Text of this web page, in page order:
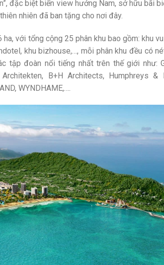
đặc biệt biển view hướng Nam, sở hữu bãi
nhiên đã ban tặng cho nơi đây.
với tổng cộng 25 phân khu bao gồm: khu
khu bizhouse,…, mỗi phân khu đều có
đoàn nổi tiếng nhất trên thế giới như:
B+H Architects, Humphreys &
WYNDHAME,….